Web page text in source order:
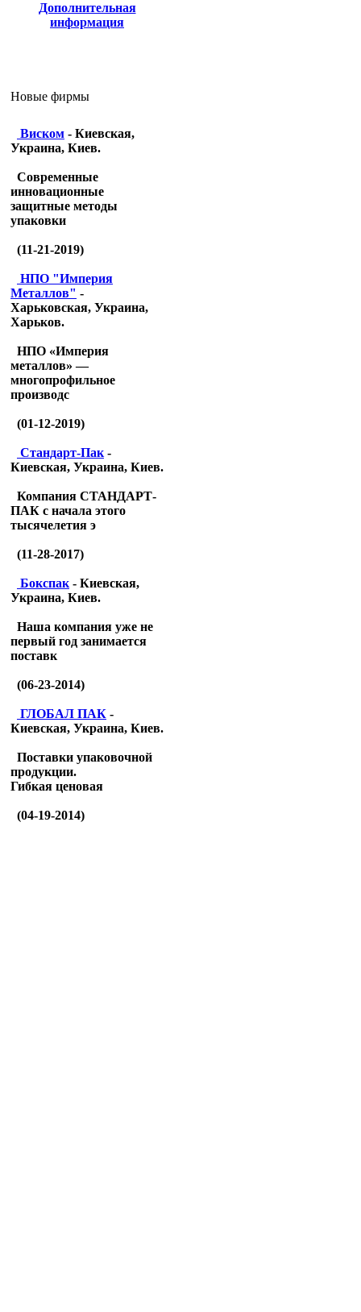
Дополнительная
информация
Новые фирмы
Виском - Киевская,
Украина, Киев.
Современные
инновационные
защитные методы
упаковки
(11-21-2019)
НПО "Империя
Металлов" -
Харьковская, Украина,
Харьков.
НПО «Империя
металлов» —
многопрофильное
производс
(01-12-2019)
Стандарт-Пак -
Киевская, Украина, Киев.
Компания СТАНДАРТ-
ПАК с начала этого
тысячелетия э
(11-28-2017)
Бокспак - Киевская,
Украина, Киев.
Наша компания уже не
первый год занимается
поставк
(06-23-2014)
ГЛОБАЛ ПАК -
Киевская, Украина, Киев.
Поставки упаковочной
продукции.
Гибкая ценовая
(04-19-2014)